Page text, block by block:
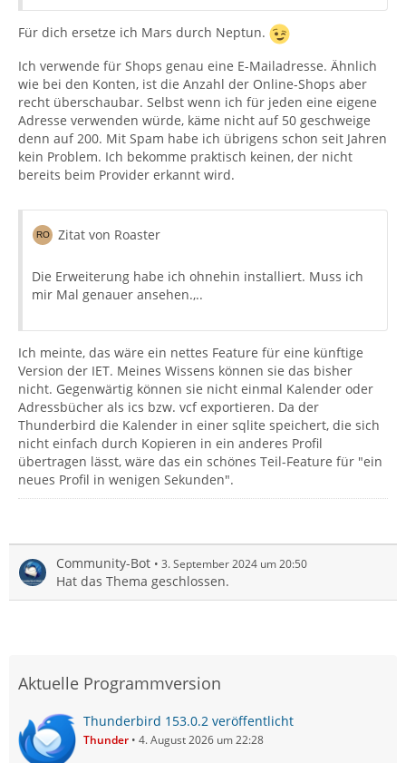
Für dich ersetze ich Mars durch Neptun.
Ich verwende für Shops genau eine E-Mailadresse. Ähnlich
wie bei den Konten, ist die Anzahl der Online-Shops aber
recht überschaubar. Selbst wenn ich für jeden eine eigene
Adresse verwenden würde, käme nicht auf 50 geschweige
denn auf 200. Mit Spam habe ich übrigens schon seit Jahren
kein Problem. Ich bekomme praktisch keinen, der nicht
bereits beim Provider erkannt wird.
Zitat von Roaster
Die Erweiterung habe ich ohnehin installiert. Muss ich
mir Mal genauer ansehen.,..
Ich meinte, das wäre ein nettes Feature für eine künftige
Version der IET. Meines Wissens können sie das bisher
nicht. Gegenwärtig können sie nicht einmal Kalender oder
Adressbücher als ics bzw. vcf exportieren. Da der
Thunderbird die Kalender in einer sqlite speichert, die sich
nicht einfach durch Kopieren in ein anderes Profil
übertragen lässt, wäre das ein schönes Teil-Feature für "ein
neues Profil in wenigen Sekunden".
Community-Bot 3. September 2024 um 20:50
Hat das Thema geschlossen.
Aktuelle Programmversion
Thunderbird 153.0.2 veröffentlicht
Thunder 4. August 2026 um 22:28